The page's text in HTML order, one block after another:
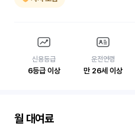
신용등급
6등급 이상
운전연령
만 26세 이상
월 대여료